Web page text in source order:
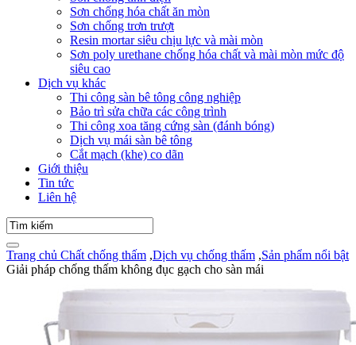
Sơn chống hóa chất ăn mòn
Sơn chống trơn trượt
Resin mortar siêu chịu lực và mài mòn
Sơn poly urethane chống hóa chất và mài mòn mức độ
siêu cao
Dịch vụ khác
Thi công sàn bê tông công nghiệp
Bảo trì sửa chữa các công trình
Thi công xoa tăng cứng sàn (đánh bóng)
Dịch vụ mái sàn bê tông
Cắt mạch (khe) co dãn
Giới thiệu
Tin tức
Liên hệ
Trang chủ Chất chống thấm ,Dịch vụ chống thấm ,Sản phẩm nổi bật
Giải pháp chống thấm không đục gạch cho sàn mái